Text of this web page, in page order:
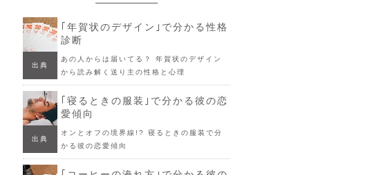
｢年賀状のデザイン｣で分かる性格
診断
出典
あの人からは届いてる？ 年賀状のデザイン
から読み解く送り主の性格と心理
｢寝るときの服装｣で分かる彼の恋
愛傾向
出典
オンとオフの境界線!? 寝るときの服装で分
かる彼の恋愛傾向